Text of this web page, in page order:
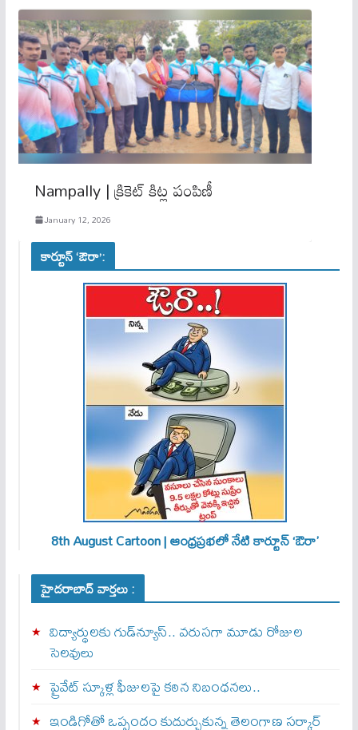
Nampally | క్రికెట్ కిట్ల పంపిణీ
January 12, 2026
కార్టూన్ ‘ఔరా’:
8th August Cartoon | ఆంధ్రప్రభలో నేటి కార్టూన్ ‘ఔరా’
హైదరాబాద్ వార్తలు :
విద్యార్థులకు గుడ్‌న్యూస్.. వరుసగా మూడు రోజుల
సెలవులు
ప్రైవేట్ స్కూళ్ల ఫీజులపై కఠిన నిబంధనలు..
ఇండిగోతో ఒప్పందం కుదుర్చుకున్న తెలంగాణ స‌ర్కార్